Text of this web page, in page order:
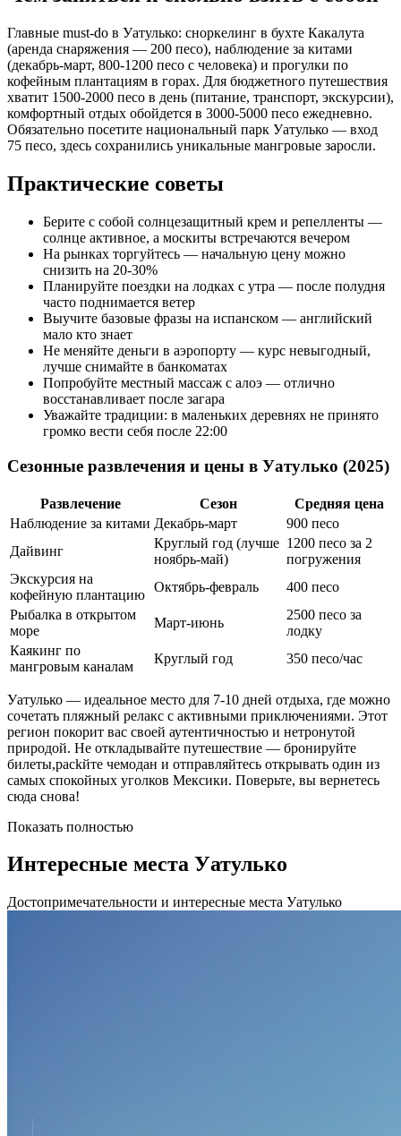
Главные must-do в Уатулько: сноркелинг в бухте Какалута
(аренда снаряжения — 200 песо), наблюдение за китами
(декабрь-март, 800-1200 песо с человека) и прогулки по
кофейным плантациям в горах. Для бюджетного путешествия
хватит 1500-2000 песо в день (питание, транспорт, экскурсии),
комфортный отдых обойдется в 3000-5000 песо ежедневно.
Обязательно посетите национальный парк Уатулько — вход
75 песо, здесь сохранились уникальные мангровые заросли.
Практические советы
Берите с собой солнцезащитный крем и репелленты —
солнце активное, а москиты встречаются вечером
На рынках торгуйтесь — начальную цену можно
снизить на 20-30%
Планируйте поездки на лодках с утра — после полудня
часто поднимается ветер
Выучите базовые фразы на испанском — английский
мало кто знает
Не меняйте деньги в аэропорту — курс невыгодный,
лучше снимайте в банкоматах
Попробуйте местный массаж с алоэ — отлично
восстанавливает после загара
Уважайте традиции: в маленьких деревнях не принято
громко вести себя после 22:00
Сезонные развлечения и цены в Уатулько (2025)
Развлечение Сезон
Средняя цена
Наблюдение за китами Декабрь-март
900 песо
Дайвинг
Круглый год (лучше
ноябрь-май)
1200 песо за 2
погружения
Экскурсия на
кофейную плантацию
Октябрь-февраль
400 песо
Рыбалка в открытом
море
Март-июнь
2500 песо за
лодку
Каякинг по
мангровым каналам
Круглый год 350 песо/час
Уатулько — идеальное место для 7-10 дней отдыха, где можно
сочетать пляжный релакс с активными приключениями. Этот
регион покорит вас своей аутентичностью и нетронутой
природой. Не откладывайте путешествие — бронируйте
билеты,packйте чемодан и отправляйтесь открывать один из
самых спокойных уголков Мексики. Поверьте, вы вернетесь
сюда снова!
Показать полностью
Интересные места Уатулько
Достопримечательности и интересные места Уатулько